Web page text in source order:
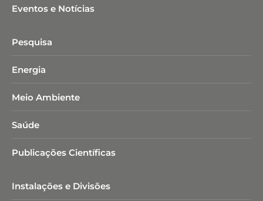
Eventos e Notícias
Pesquisa
Energia
Meio Ambiente
Saúde
Publicações Científicas
Instalações e Divisões